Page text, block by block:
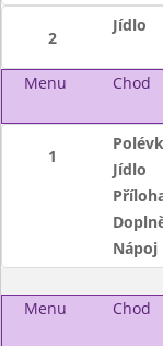
2
Jídlo
Menu Chod
1
Jídlo
Nápoj
Menu Chod